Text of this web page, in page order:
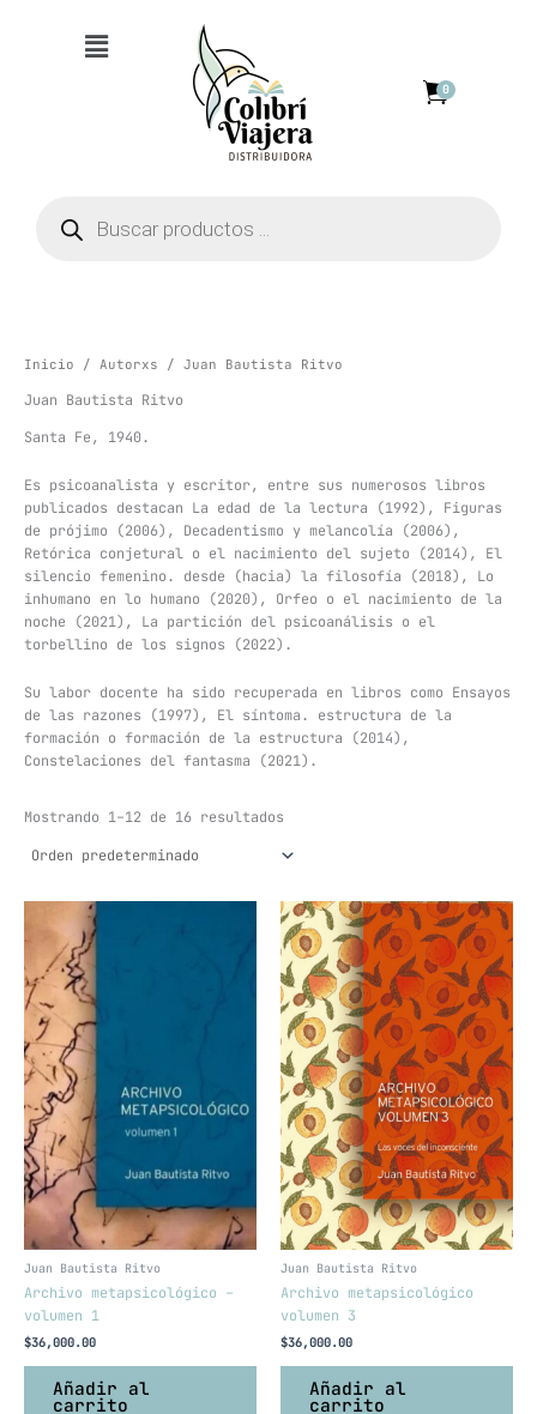
Menú
0
productos
Inicio / Autorxs / Juan Bautista Ritvo
Juan Bautista Ritvo
Santa Fe, 1940.
Es psicoanalista y escritor, entre sus numerosos libros
publicados destacan La edad de la lectura (1992), Figuras
de prójimo (2006), Decadentismo y melancolía (2006),
Retórica conjetural o el nacimiento del sujeto (2014), El
silencio femenino. desde (hacia) la filosofía (2018), Lo
inhumano en lo humano (2020), Orfeo o el nacimiento de la
noche (2021), La partición del psicoanálisis o el
torbellino de los signos (2022).
Su labor docente ha sido recuperada en libros como Ensayos
de las razones (1997), El síntoma. estructura de la
formación o formación de la estructura (2014),
Constelaciones del fantasma (2021).
Mostrando 1–12 de 16 resultados
Juan Bautista Ritvo
Archivo metapsicológico –
volumen 1
$36,000.00
Añadir al
carrito
Juan Bautista Ritvo
Archivo metapsicológico
volumen 3
$36,000.00
Añadir al
carrito